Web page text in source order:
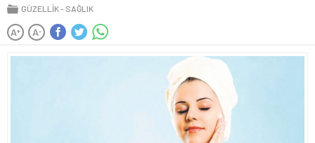
GÜZELLIK SAĞLIK
A+ A-